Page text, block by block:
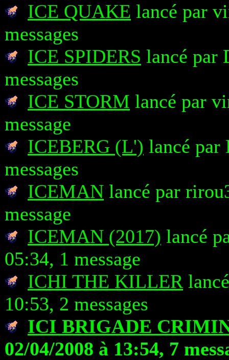
ICE QUAKE lancé par
messages
ICE SPIDERS lancé par
messages
ICE STORM lancé par
message
ICEBERG (L') lancé par
messages
ICEMAN lancé par
message
ICEMAN (2017) lancé
05:34, 1 message
ICHI THE KILLER
10:53, 2 messages
ICI BRIGADE
02/04/2008 à 13:54, 7